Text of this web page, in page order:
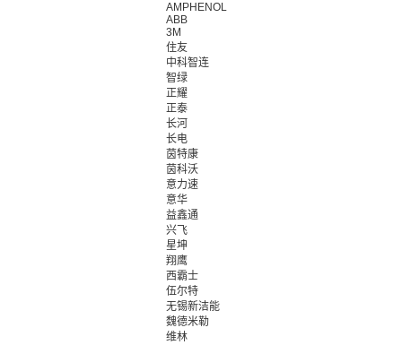
AMPHENOL
ABB
3M
住友
中科智连
智绿
正耀
正泰
长河
长电
茵特康
茵科沃
意力速
意华
益鑫通
兴飞
星坤
翔鹰
西霸士
伍尔特
无锡新洁能
魏德米勒
维林